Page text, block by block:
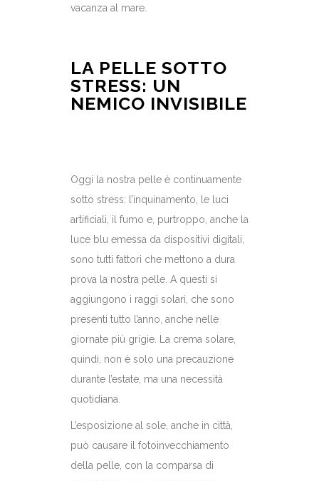
vacanza al mare.
LA PELLE SOTTO
STRESS: UN
NEMICO INVISIBILE
Oggi la nostra pelle è continuamente
sotto stress: l’inquinamento, le luci
artificiali, il fumo e, purtroppo, anche la
luce blu emessa da dispositivi digitali,
sono tutti fattori che mettono a dura
prova la nostra pelle. A questi si
aggiungono i raggi solari, che sono
presenti tutto l’anno, anche nelle
giornate più grigie. La crema solare,
quindi, non è solo una precauzione
durante l’estate, ma una necessità
quotidiana.
L’esposizione al sole, anche in città,
può causare il fotoinvecchiamento
della pelle, con la comparsa di